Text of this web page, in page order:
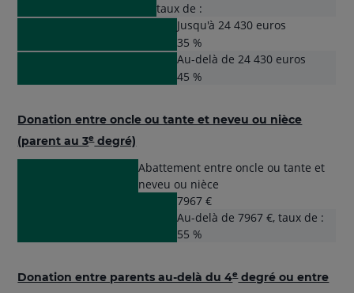
taux de :
Jusqu'à 24 430 euros
35 %
Au-delà de 24 430 euros
45 %
Donation entre oncle ou tante et neveu ou nièce
(parent au 3edegré)
Abattement entre oncle ou tante et
neveu ou nièce
7967 €
Au-delà de 7967 €, taux de :
55 %
Donation entre parents au-delà du 4edegré ou entre